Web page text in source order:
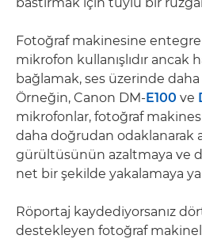
Fotoğraf makinesine
mikrofon kullanışlıdır ancak
bağlamak, ses üzerinde
Örneğin, Canon DM-E100 ve
mikrofonlar, fotoğraf
daha doğrudan odaklanarak
gürültüsünün azaltmaya ve
net bir şekilde yakalamaya
Röportaj kaydediyorsanız
destekleyen fotoğraf